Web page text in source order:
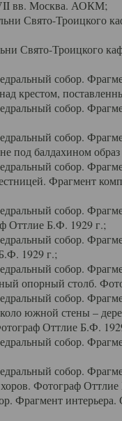
вв. Москва. АОКМ;
Свято-Троицкого
Свято-Троицкого
собор.
крестом,
собор.
собор.
под балдахином
собор.
Фрагмент
собор.
Оттлие Б.Ф. 1929 г.;
собор.
1929 г.;
собор.
опорный столб.
собор.
южной стены –
Оттлие Б.Ф.
собор.
собор.
Фотограф
интерьера.